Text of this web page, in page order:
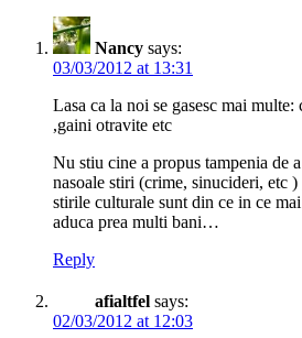
Nancy says:
03/03/2012 at 13:31
Lasa ca la noi se gasesc mai
,gaini otravite etc
Nu stiu cine a propus tampenia de
nasoale stiri (crime, sinucideri, etc
stirile culturale sunt din ce in ce
aduca prea multi bani…
Reply
afialtfel says:
02/03/2012 at 12:03